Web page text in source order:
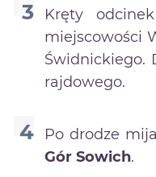
Kręty
miejscowości
Świdnickiego.
rajdowego.
Po drodze
Gór Sowich.